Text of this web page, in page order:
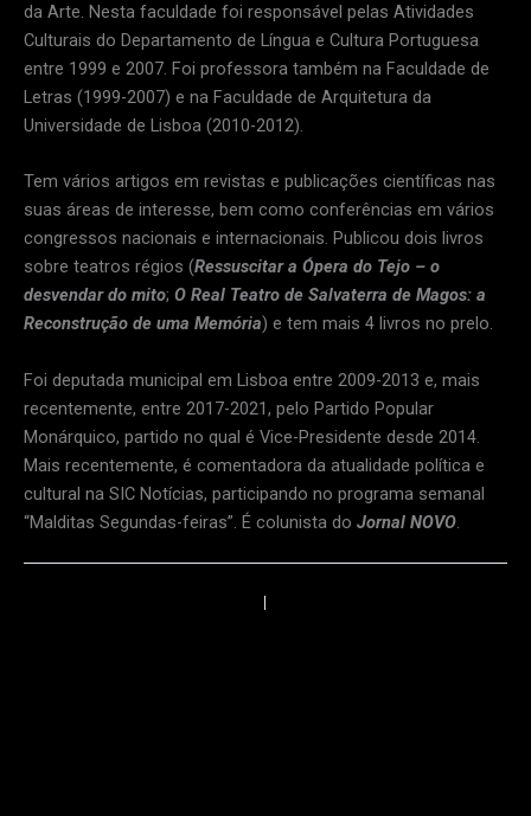
da Arte. Nesta faculdade foi responsável pelas Atividades
Culturais do Departamento de Língua e Cultura Portuguesa
entre 1999 e 2007. Foi professora também na Faculdade de
Letras (1999-2007) e na Faculdade de Arquitetura da
Universidade de Lisboa (2010-2012).
Tem vários artigos em revistas e publicações científicas nas
suas áreas de interesse, bem como conferências em vários
congressos nacionais e internacionais. Publicou dois livros
sobre teatros régios (Ressuscitar a Ópera do Tejo – o
desvendar do mito; O Real Teatro de Salvaterra de Magos: a
Reconstrução de uma Memória) e tem mais 4 livros no prelo.
Foi deputada municipal em Lisboa entre 2009-2013 e, mais
recentemente, entre 2017-2021, pelo Partido Popular
Monárquico, partido no qual é Vice-Presidente desde 2014.
Mais recentemente, é comentadora da atualidade política e
cultural na SIC Notícias, participando no programa semanal
“Malditas Segundas-feiras”. É colunista do Jornal NOVO.